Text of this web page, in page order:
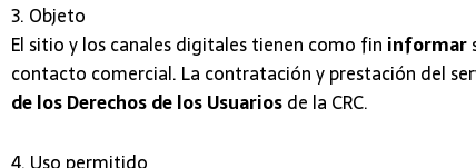
3. Objeto
El sitio y los canales digitales tienen como fin informar
contacto comercial. La contratación y prestación del
de los Derechos de los Usuariosde la CRC.